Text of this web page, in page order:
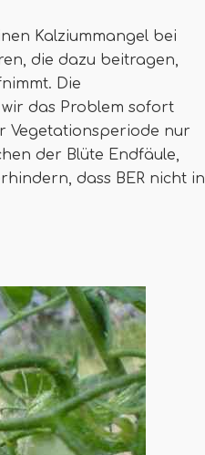
Kalziummangel bei
die dazu beitragen,
Die
das Problem sofort
Vegetationsperiode nur
der Blüte Endfäule,
dass BER nicht in